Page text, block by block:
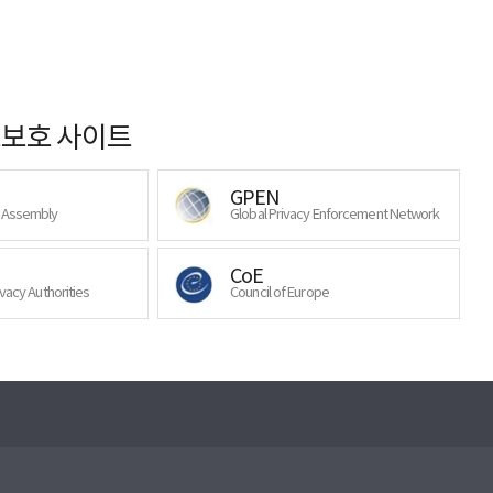
호 사이트
GPEN
Global Privacy Enforcement Network
Authorities
CoE
Council of Europe